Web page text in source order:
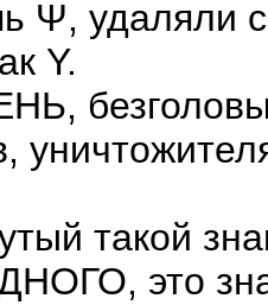
Ψ, удаляли
Y.
такой
это